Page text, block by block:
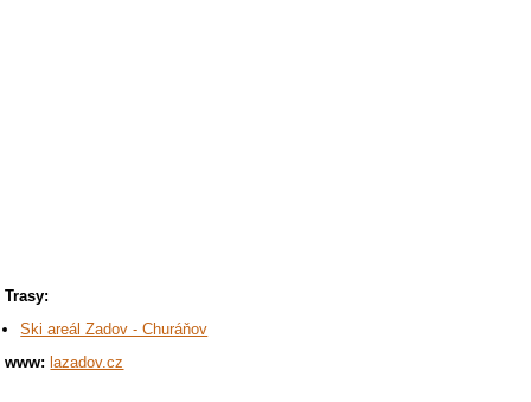
Trasy:
Ski areál Zadov - Churáňov
www: lazadov.cz